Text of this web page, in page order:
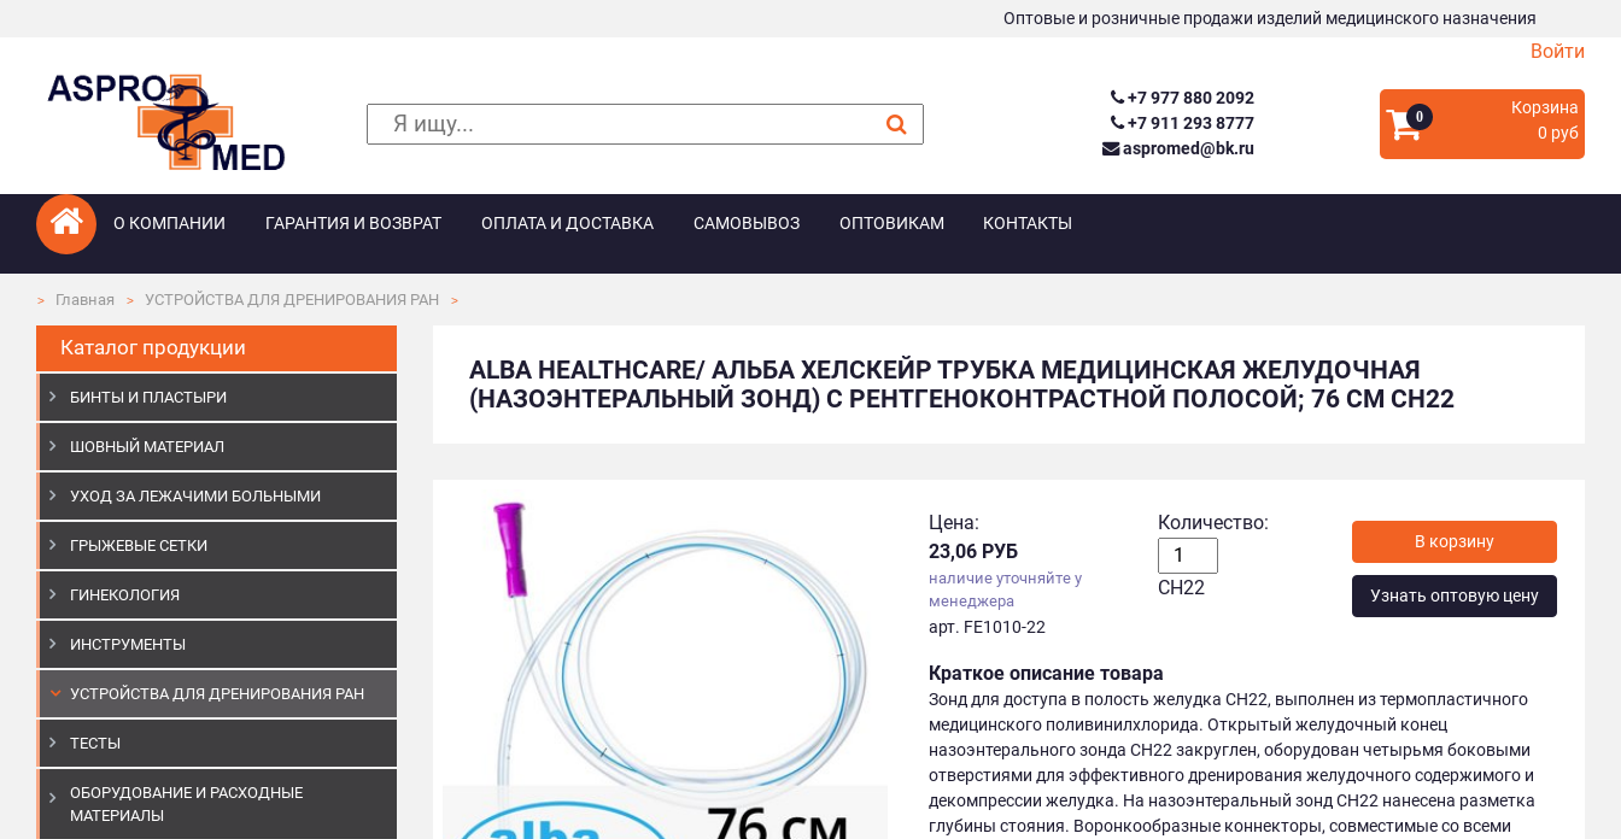
Оптовые и розничные продажи изделий медицинского назначения
Войти
+7 977 880 2092
+7 911 293 8777
aspromed@bk.ru
0
Корзина
0 руб
О КОМПАНИИ ГАРАНТИЯ И ВОЗВРАТ ОПЛАТА И ДОСТАВКА САМОВЫВОЗ ОПТОВИКАМ КОНТАКТЫ
Главная УСТРОЙСТВА ДЛЯ ДРЕНИРОВАНИЯ РАН
Каталог продукции
БИНТЫ И ПЛАСТЫРИ
ШОВНЫЙ МАТЕРИАЛ
УХОД ЗА ЛЕЖАЧИМИ БОЛЬНЫМИ
ГРЫЖЕВЫЕ СЕТКИ
ГИНЕКОЛОГИЯ
ИНСТРУМЕНТЫ
УСТРОЙСТВА ДЛЯ ДРЕНИРОВАНИЯ РАН
ТЕСТЫ
ОБОРУДОВАНИЕ И РАСХОДНЫЕ
МАТЕРИАЛЫ
ALBA HEALTHCARE/ АЛЬБА ХЕЛСКЕЙР ТРУБКА МЕДИЦИНСКАЯ ЖЕЛУДОЧНАЯ
(НАЗОЭНТЕРАЛЬНЫЙ ЗОНД) С РЕНТГЕНОКОНТРАСТНОЙ ПОЛОСОЙ; 76 СМ СН22
Цена:
23,06 РУБ
наличие уточняйте у
менеджера
арт. FE1010-22
Количество:
СН22 Узнать оптовую цену
Краткое описание товара
Зонд для доступа в полость желудка СН22, выполнен из термопластичного
медицинского поливинилхлорида. Открытый желудочный конец
назоэнтерального зонда СН22 закруглен, оборудован четырьмя боковыми
отверстиями для эффективного дренирования желудочного содержимого и
декомпрессии желудка. На назоэнтеральный зонд СН22 нанесена разметка
глубины стояния. Воронкообразные коннекторы, совместимые со всеми